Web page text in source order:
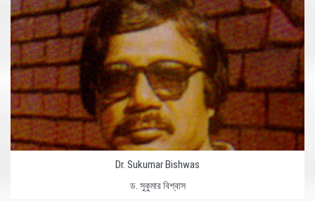
Dr. Sukumar Bishwas
ড. সুকুমার বিশ্বাস